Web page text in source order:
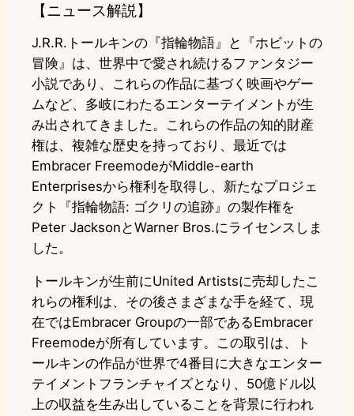
【ニュース解説】
J.R.R.トールキンの『指輪物語』と『ホビットの
冒険』は、世界中で愛され続けるファンタジー
小説であり、これらの作品に基づく映画やゲー
ムなど、多岐にわたるエンターテイメントが生
み出されてきました。これらの作品の知的財産
権は、複雑な歴史を持っており、最近では
Embracer FreemodeがMiddle-earth
Enterprisesから権利を取得し、新たなプロジェ
クト『指輪物語: ゴクリの追跡』の製作権を
Peter JacksonとWarner Bros.にライセンスしま
した。
トールキンが生前にUnited Artistsに売却したこ
れらの権利は、その後さまざまな手を経て、現
在ではEmbracer Groupの一部であるEmbracer
Freemodeが所有しています。この取引は、ト
ールキンの作品が世界で4番目に大きなエンター
テイメントフランチャイズとなり、50億ドル以
上の収益を生み出していることを背景に行われ